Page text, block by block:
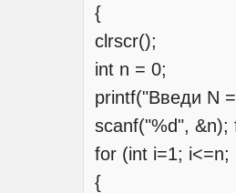
{
clrscr();
int n = 0;
printf("Введи N
scanf("%d", &n);
for (int i=1; i<=n;
{